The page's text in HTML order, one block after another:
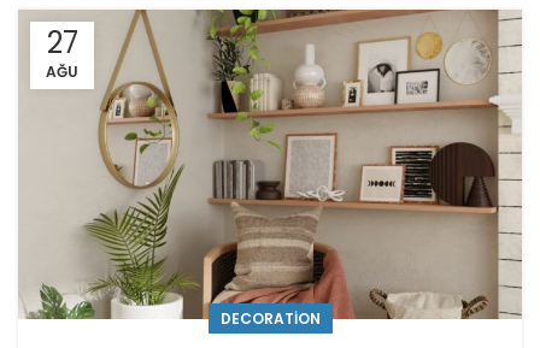
27
AĞU
DECORATION